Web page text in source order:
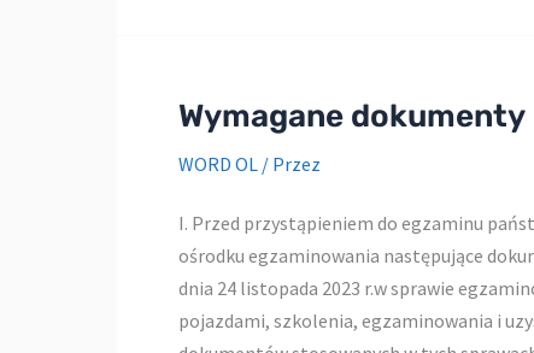
Wymagane dokumenty
WORD OL / Przez
I. Przed przystąpieniem do egzaminu
ośrodku egzaminowania następujące
dnia 24 listopada 2023 r.w sprawie
pojazdami, szkolenia, egzaminowania i